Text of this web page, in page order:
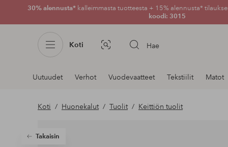
30% alennusta* kalleimmasta tuotteesta + 15% alennusta*
koodi: 3015
Koti Kuvahaku Hae
Navigointi
osastoilla
Uutuudet Verhot Vuodevaatteet Tekstiilit Matot
Koti Huonekalut Tuolit Keittiön tuolit
Takaisin